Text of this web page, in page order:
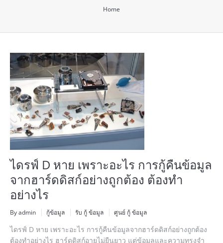
Home
ไดรฟ์ D หาย เพราะอะไร การกู้คืนข้อมูล
จากฮาร์ดดิสก์อย่างถูกต้อง ต้องทำ
อย่างไร
By admin กู้ข้อมูล รับ กู้ ข้อมูล ศูนย์ กู้ ข้อมูล
ไดรฟ์ D หาย เพราะอะไร การกู้คืนข้อมูลจากฮาร์ดดิสก์อย่างถูกต้อง
ต้องทำอย่างไร ฮาร์ดดิสก์อายุไม่ยืนยาว แต่ข้อมูลและความทรงจำ